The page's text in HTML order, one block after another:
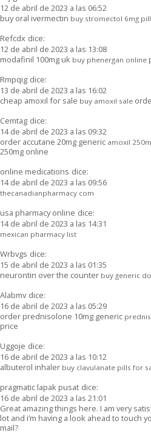
12 de abril de 2023 a las 06:52
buy oral ivermectin buy stromectol 6mg
Refcdx dice:
12 de abril de 2023 a las 13:08
modafinil 100mg uk buy phenergan online
Rmpqig dice:
13 de abril de 2023 a las 16:02
cheap amoxil for sale buy amoxil sale
Cemtag dice:
14 de abril de 2023 a las 09:32
order accutane 20mg generic amoxil
250mg online
online medications dice:
14 de abril de 2023 a las 09:56
thecanadianpharmacy com
usa pharmacy online dice:
14 de abril de 2023 a las 14:31
mexican pharmacy list
Wrbvgs dice:
15 de abril de 2023 a las 01:35
neurontin over the counter buy generic
Alabmv dice:
16 de abril de 2023 a las 05:29
order prednisolone 10mg generic
price
Uggoje dice:
16 de abril de 2023 a las 10:12
albuterol inhaler buy clavulanate pills for
pragmatic lapak pusat dice:
16 de abril de 2023 a las 21:01
Great amazing things here. I am very
lot and i’m having a look ahead to touch
mail?